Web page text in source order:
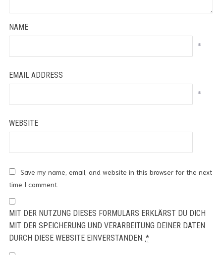
NAME
*
EMAIL ADDRESS
*
WEBSITE
Save my name, email, and website in this browser for the next
time I comment.
MIT DER NUTZUNG DIESES FORMULARS ERKLÄRST DU DICH
MIT DER SPEICHERUNG UND VERARBEITUNG DEINER DATEN
DURCH DIESE WEBSITE EINVERSTANDEN. *